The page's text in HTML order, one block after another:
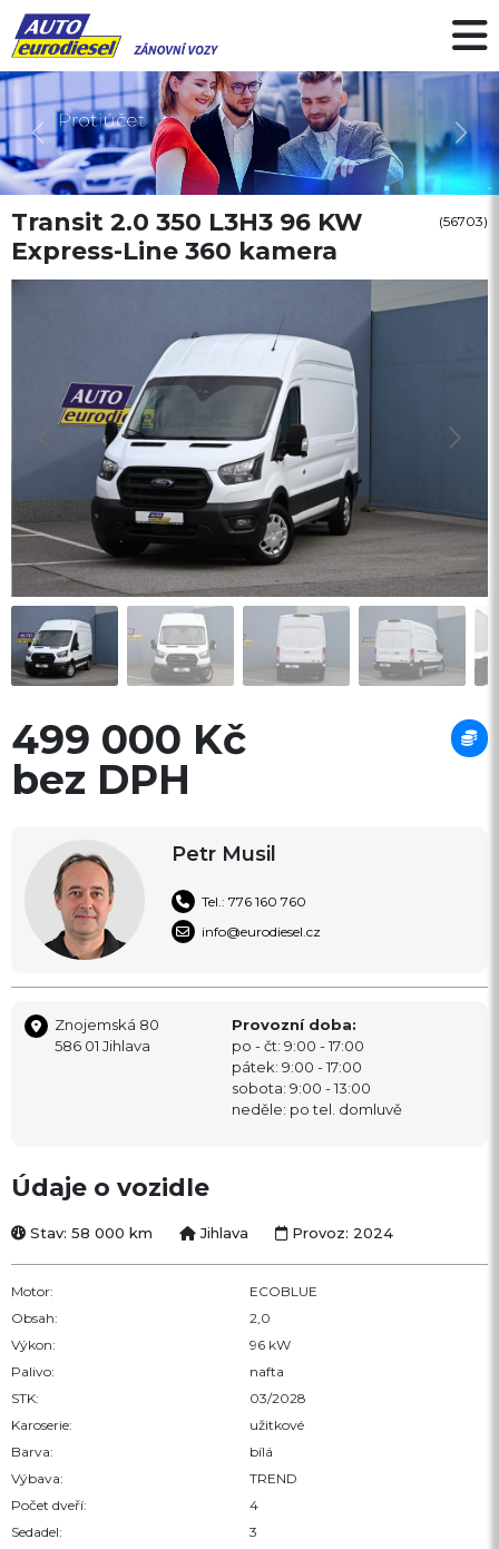
Předchozí Další
Transit 2.0 350 L3H3 96 KW
Express-Line 360 kamera
(56703)
499 000 Kč
bez DPH
Petr Musil
Tel.: 776 160 760
info@eurodiesel.cz
Znojemská 80
586 01 Jihlava
Provozní doba:
po - čt: 9:00 - 17:00
pátek: 9:00 - 17:00
sobota: 9:00 - 13:00
neděle: po tel. domluvě
Údaje o vozidle
Stav: 58 000 km Jihlava Provoz: 2024
Motor:
ECOBLUE
Obsah:
2,0
Výkon:
96 kW
Palivo:
nafta
STK:
03/2028
Karoserie:
užitkové
Barva:
bílá
Výbava:
TREND
Počet dveří:
4
Sedadel:
3